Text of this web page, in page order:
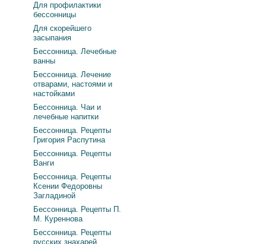
Для профилактики
бессонницы
Для скорейшего
засыпания
Бессонница. Лечебные
ванны
Бессонница. Лечение
отварами, настоями и
настойками
Бессонница. Чаи и
лечебные напитки
Бессонница. Рецепты
Григория Распутина
Бессонница. Рецепты
Ванги
Бессонница. Рецепты
Ксении Федоровны
Загладиной
Бессонница. Рецепты П.
М. Куреннова
Бессонница. Рецепты
русских знахарей